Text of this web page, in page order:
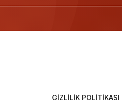
GİZLİLİK POLİTİKASI